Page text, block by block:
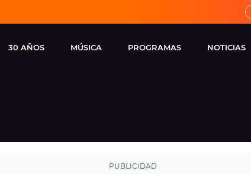
30 AÑOS MÚSICA
FM
PROGRAMAS
VIRALES
NOTICIAS